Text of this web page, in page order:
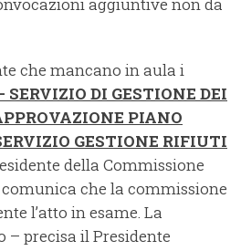
che mancano in aula i
SERVIZIO DI GESTIONE DEI
PIANO
GESTIONE RIFIUTI
della Commissione
che la commissione
l’atto in esame. La
– precisa il Presidente